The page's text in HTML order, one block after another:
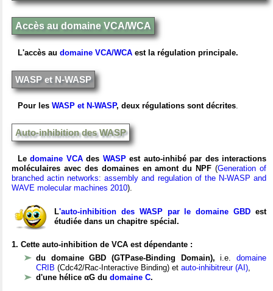
Accès au domaine VCA/WCA
L'accès au domaine VCA/WCA est la régulation principale.
WASP et N-WASP
Pour les WASP et N-WASP, deux régulations sont décrites.
Auto-inhibition des WASP
Ledomaine VCAdes WASPest auto-inhibé par des interactions
moléculaires avec des domaines en amont du NPF(Generation of
branched actin networks: assembly and regulation of the N-WASP and
WAVE molecular machines 2010).
L'auto-inhibition des WASP par le domaine GBD est
étudiée dans un chapitre spécial.
1. Cette auto-inhibition de VCA est dépendante :
du domaine GBD (GTPase-Binding Domain), i.e.domaine
CRIB (Cdc42/Rac-Interactive Binding) et auto-inhibitreur (AI),
d'une hélice αG du domaine C.